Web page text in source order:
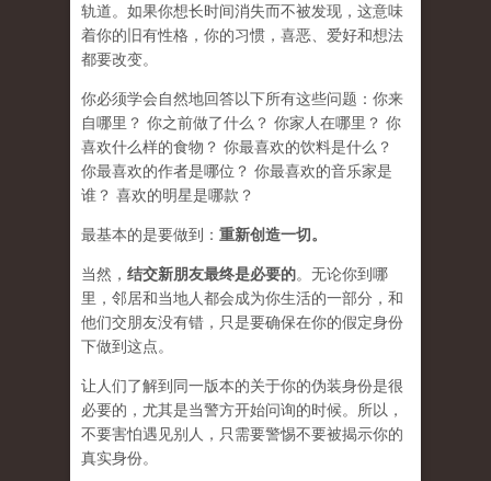
轨道。如果你想长时间消失而不被发现，这意味
着你的旧有性格，你的习惯，喜恶、爱好和想法
都要改变。
你必须学会​​自然地回答以下所有这些问题：你来
自哪里？ 你之前做了什么？ 你家人在哪里？ 你
喜欢什么样的食物？ 你最喜欢的饮料是什么？
你最喜欢的作者是哪位？ 你最喜欢的音乐家是
谁？ 喜欢的明星是哪款？
最基本的是要做到： 重新创造一切。
当然， 结交新朋友最终是必要的。无论你到哪
里，邻居和当地人都会成为你生活的一部分，和
他们交朋友没有错，只是要确保在你的假定身份
下做到这点。
让人们了解到同一版本的关于你的伪装身份是很
必要的，尤其是当警方开始问询的时候。所以，
不要害怕遇见别人，只需要警惕不要被揭示你的
真实身份。